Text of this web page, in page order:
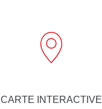
CARTE INTERACTIVE